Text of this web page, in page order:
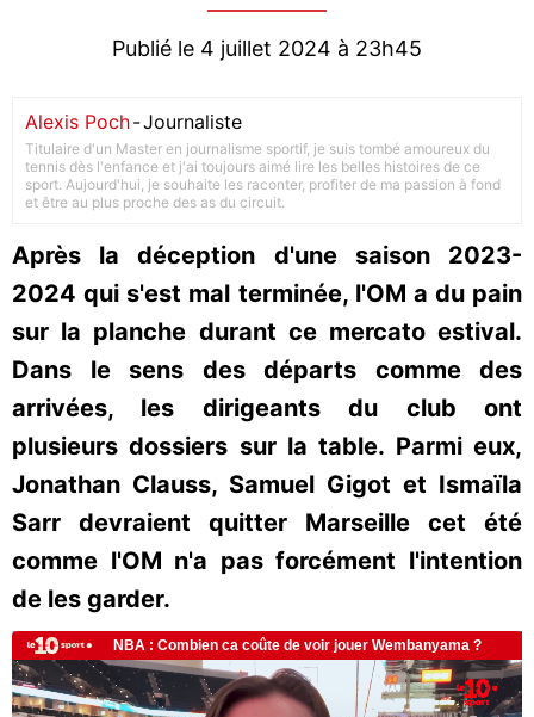
Publié le 4 juillet 2024 à 23h45
Alexis Poch-Journaliste
Titulaire d'un Master en journalisme sportif, je suis tombé amoureux du
tennis dès l'enfance et j'ai toujours aimé lire les belles histoires de ce
sport. Aujourd'hui, je souhaite les raconter, profiter de ma passion à fond
et être au plus proche des as du circuit.
Après la déception d'une saison 2023-
2024 qui s'est mal terminée, l'OM a du pain
sur la planche durant ce mercato estival.
Dans le sens des départs comme des
arrivées, les dirigeants du club ont
plusieurs dossiers sur la table. Parmi eux,
Jonathan Clauss, Samuel Gigot et Ismaïla
Sarr devraient quitter Marseille cet été
comme l'OM n'a pas forcément l'intention
de les garder.